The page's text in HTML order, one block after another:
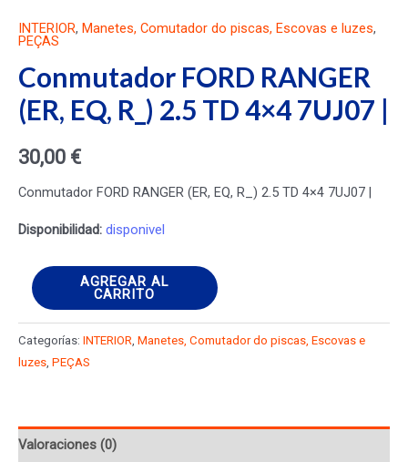
INTERIOR, Manetes, Comutador do piscas, Escovas e luzes,
PEÇAS
Conmutador FORD RANGER
(ER, EQ, R_) 2.5 TD 4×4 7UJ07 |
30,00 €
Conmutador FORD RANGER (ER, EQ, R_) 2.5 TD 4×4 7UJ07 |
Disponibilidad: disponivel
Conmutador
FORD
RANGER
2.5
TD
AGREGAR AL
CARRITO
Categorías: INTERIOR Manetes, Comutador do piscas, Escovas e
luzes PEÇAS
Valoraciones (0)